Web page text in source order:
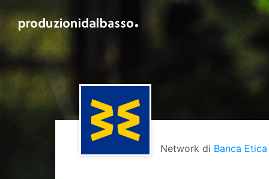
Network di Banca Etica